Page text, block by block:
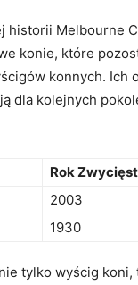
historii Melbourne
konie, które
konnych. Ich
dla​ kolejnych‍
Rok
2003
1930
tylko wyścig⁤ koni,⁤